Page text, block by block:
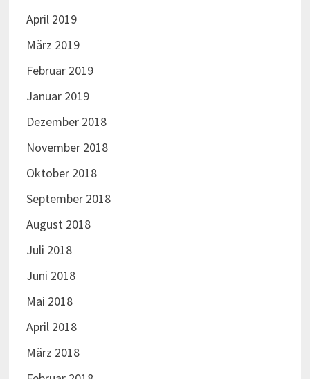
April 2019
März 2019
Februar 2019
Januar 2019
Dezember 2018
November 2018
Oktober 2018
September 2018
August 2018
Juli 2018
Juni 2018
Mai 2018
April 2018
März 2018